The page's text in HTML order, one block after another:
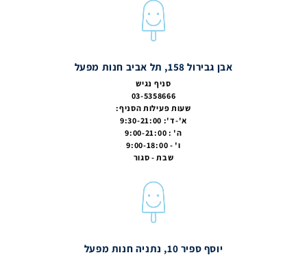
אבן גבירול 158, תל אביב חנות מפעל
סניף נגיש
03-5358666
שעות פעילות הסניף:
א'-ד': 9:30-21:00
ה' : 9:00-21:00
ו' - 9:00-18:00
שבת - סגור
יוסף ספיר 10, נתניה חנות מפעל